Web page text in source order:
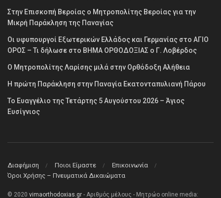
Στην Επισκοπή Βεροίας ο Μητροπολίτης Βεροίας για την
Μικρή Παράκληση της Παναγίας
Οι υφυπουργοί Εξωτερικών Ελλάδος και Γερμανίας στο ΑΓΙΟ
ΟΡΟΣ – Τι δήλωσε στο ΒΗΜΑ ΟΡΘΟΔΟΞΙΑΣ ο Γ. Λοβέρδος
Ο Μητροπολίτης Λαρίσης μιλά στην Ορθόδοξη Αλήθεια
Η πρώτη Παράκληση στην Παναγία Εκατονταπυλιανή Πάρου
Το Ευαγγέλιο της Τετάρτης 5 Αυγούστου 2026 – Άγιος
Ευσίγνιος
Διαφήμιση Ποιοι Είμαστε
Επικοινωνία
Όροι Χρήσης – Πνευματικά Δικαιώματα
© 2020 vimaorthodoxias.gr - Αριθμός μέλους - Μητρώο online media: